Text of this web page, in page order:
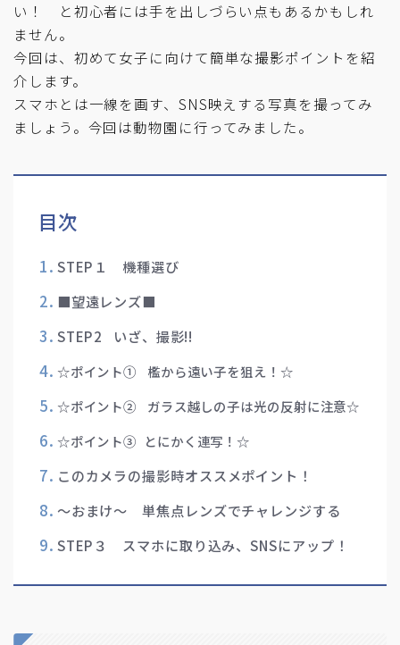
い！ と初心者には手を出しづらい点もあるかもしれ
ません。
今回は、初めて女子に向けて簡単な撮影ポイントを紹
介します。
スマホとは一線を画す、SNS映えする写真を撮ってみ
ましょう。今回は動物園に行ってみました。
目次
STEP１ 機種選び
■望遠レンズ■
STEP2 いざ、撮影!!
☆ポイント① 檻から遠い子を狙え！☆
☆ポイント② ガラス越しの子は光の反射に注意☆
☆ポイント③ とにかく連写！☆
このカメラの撮影時オススメポイント！
～おまけ～ 単焦点レンズでチャレンジする
STEP３ スマホに取り込み、SNSにアップ！